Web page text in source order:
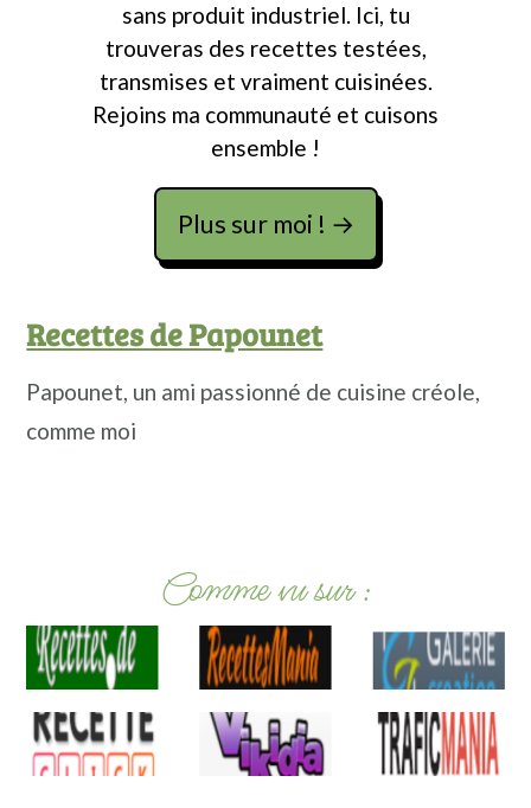
sans produit industriel. Ici, tu
trouveras des recettes testées,
transmises et vraiment cuisinées.
Rejoins ma communauté et cuisons
ensemble !
Plus sur moi ! →
Recettes de Papounet
Papounet, un ami passionné de cuisine créole,
comme moi
Comme vu sur :